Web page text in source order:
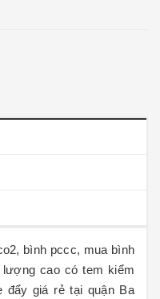
bình pccc, mua bình
cao có tem kiểm
đẩy giá rẻ tại quận Ba